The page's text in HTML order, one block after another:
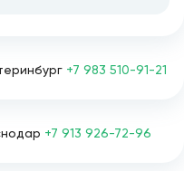
+7 913 926-72-96
+7 983 510-91-21